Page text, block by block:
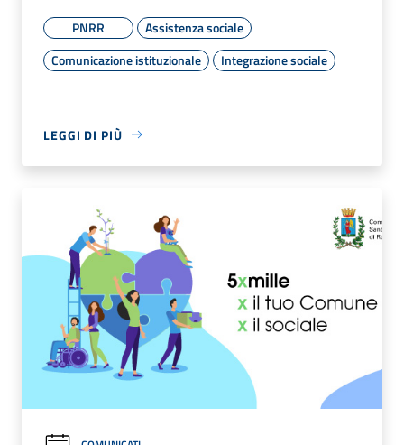
PNRR
Assistenza sociale
Comunicazione istituzionale
Integrazione sociale
LEGGI DI PIÙ